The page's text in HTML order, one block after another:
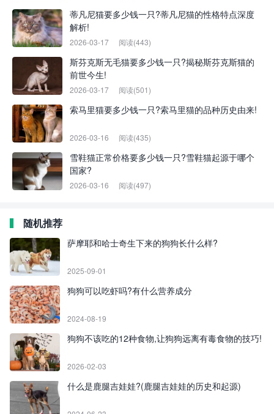
蒂凡尼猫要多少钱一只?蒂凡尼猫的性格特点深度
解析!
2026-03-17 阅读(443)
斯芬克斯无毛猫要多少钱一只?揭秘斯芬克斯猫的
前世今生!
2026-03-17 阅读(501)
索马里猫要多少钱一只?索马里猫的品种历史由来!
2026-03-16 阅读(435)
雪鞋猫正常价格要多少钱一只?雪鞋猫起源于哪个
国家?
2026-03-16 阅读(497)
随机推荐
萨摩耶和哈士奇生下来的狗狗长什么样?
2025-09-01
狗狗可以吃虾吗?有什么营养成分
2024-08-19
狗狗不该吃的12种食物,让狗狗远离有毒食物的技巧!
2026-02-03
什么是鹿腿吉娃娃?(鹿腿吉娃娃的历史和起源)